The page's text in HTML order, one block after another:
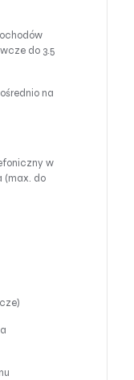
do 3.5
na
w
(max. do